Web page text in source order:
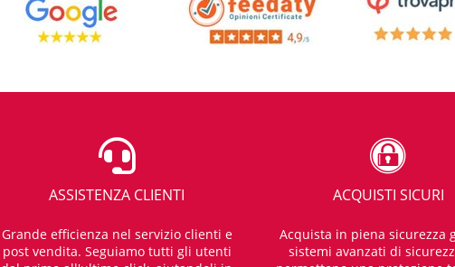
ASSISTENZA CLIENTI
Grande efficienza nel servizio clienti e
post vendita. Seguiamo tutti gli utenti
ACQUISTI SICURI
Acquista in piena sicurezza
sistemi avanzati di